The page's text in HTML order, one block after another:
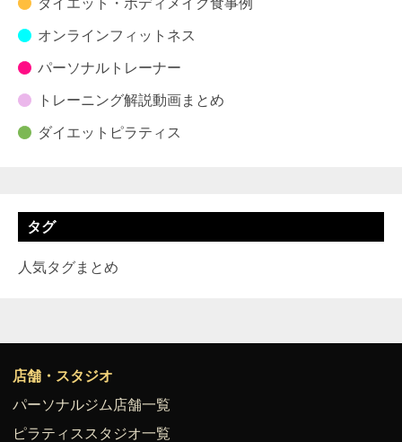
オンラインフィットネス
パーソナルトレーナー
トレーニング解説動画まとめ
ダイエットピラティス
タグ
人気タグまとめ
店舗・スタジオ
パーソナルジム店舗一覧
ピラティススタジオ一覧